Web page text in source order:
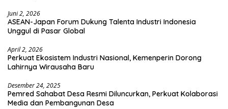
Juni 2, 2026
ASEAN-Japan Forum Dukung Talenta Industri Indonesia
Unggul di Pasar Global
April 2, 2026
Perkuat Ekosistem Industri Nasional, Kemenperin Dorong
Lahirnya Wirausaha Baru
Desember 24, 2025
Pemred Sahabat Desa Resmi Diluncurkan, Perkuat Kolaborasi
Media dan Pembangunan Desa